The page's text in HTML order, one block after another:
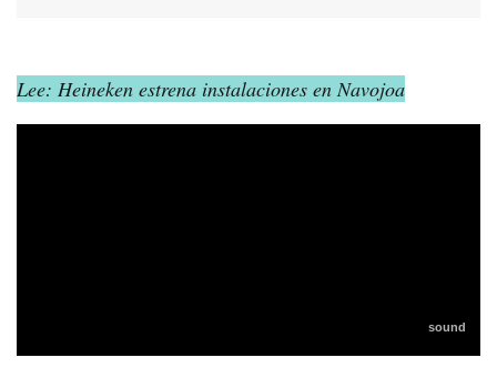
Lee: Heineken estrena instalaciones en Navojoa